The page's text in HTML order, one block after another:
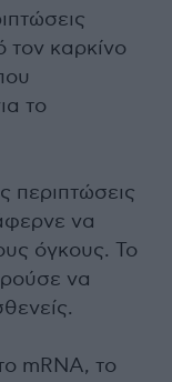
τον καρκίνο
το
περιπτώσεις
να
όγκους. Το
να
mRNA, το